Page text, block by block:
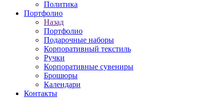
Политика
Портфолио
Назад
Портфолио
Подарочные наборы
Корпоративный текстиль
Ручки
Корпоративные сувениры
Брошюры
Календари
Контакты